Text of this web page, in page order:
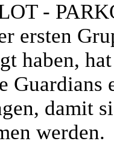
-
ersten
haben,
Guardians
damit
werden.